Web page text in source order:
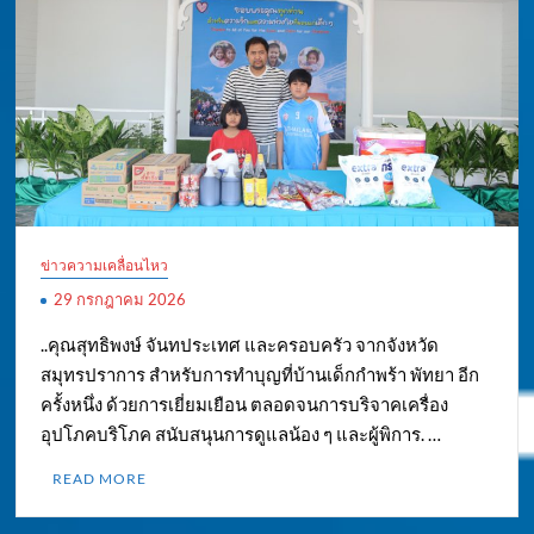
ข่าวความเคลื่อนไหว
29 กรกฎาคม 2026
..คุณสุทธิพงษ์ จันทประเทศ และครอบครัว จากจังหวัด
สมุทรปราการ สำหรับการทำบุญที่บ้านเด็กกำพร้า พัทยา อีก
ครั้งหนึ่ง ด้วยการเยี่ยมเยือน ตลอดจนการบริจาคเครื่อง
อุปโภคบริโภค สนับสนุนการดูแลน้อง ๆ และผู้พิการ. …
READ MORE